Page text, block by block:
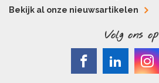
hypotheekaflossing
Bekijk al onze nieuwsartikelen
Volg ons op